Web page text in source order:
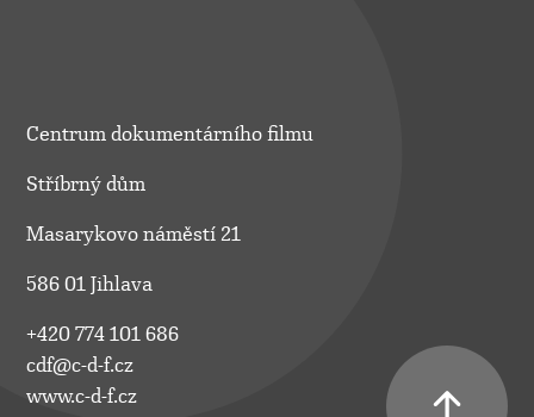
Centrum dokumentárního filmu
Stříbrný dům
Masarykovo náměstí 21
586 01 Jihlava
+420 774 101 686
cdf@c-d-f.cz
www.c-d-f.cz